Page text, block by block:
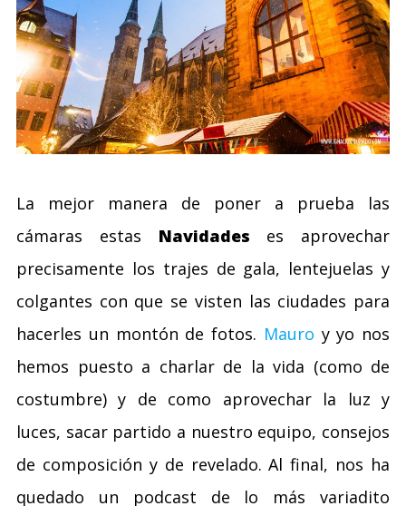
La mejor manera de poner a prueba las
cámaras estas Navidades es aprovechar
precisamente los trajes de gala, lentejuelas y
colgantes con que se visten las ciudades para
hacerles un montón de fotos. Mauro y yo nos
hemos puesto a charlar de la vida (como de
costumbre) y de como aprovechar la luz y
luces, sacar partido a nuestro equipo, consejos
de composición y de revelado. Al final, nos ha
quedado un podcast de lo más variadito